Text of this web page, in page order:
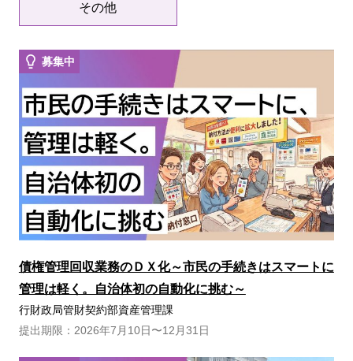
その他
募集中
債権管理回収業務のＤＸ化～市民の手続きはスマートに
管理は軽く。自治体初の自動化に挑む～
行財政局管財契約部資産管理課
提出期限：2026年7月10日〜12月31日